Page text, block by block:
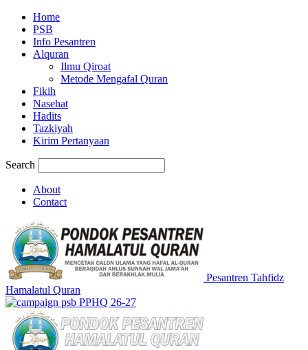
Home
PSB
Info Pesantren
Alquran
Ilmu Qiroat
Metode Mengafal Quran
Fikih
Nasehat
Hadits
Tazkiyah
Kirim Pertanyaan
Search
About
Contact
Pesantren Tahfidz
Hamalatul Quran